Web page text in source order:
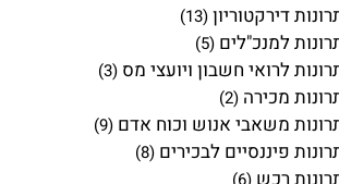
דירקטוריון(13)
למנכ"לים (5)
לרואי חשבון ויועצי מס (3)
מכירה (2)
משאבי אנוש וכוח אדם (9)
פיננסיים לבכירים (8)
רכש (6)